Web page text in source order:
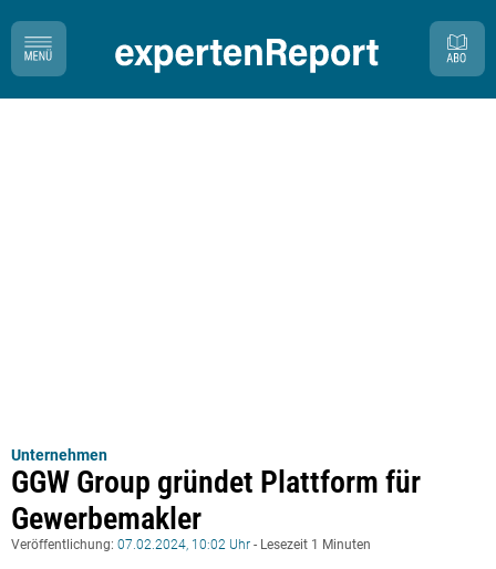
Unternehmen
GGW Group gründet Plattform für
Gewerbemakler
Veröffentlichung: 07.02.2024, 10:02 Uhr - Lesezeit 1 Minuten